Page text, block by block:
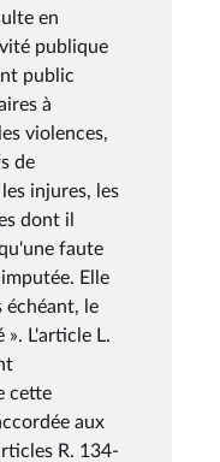
en
publique
public
à
violences,
de
injures, les
dont il
faute
Elle
échéant, le
L'article L.
cette
aux
R. 134-